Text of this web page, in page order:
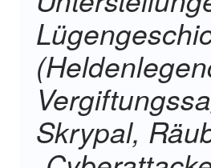
Skrypal,